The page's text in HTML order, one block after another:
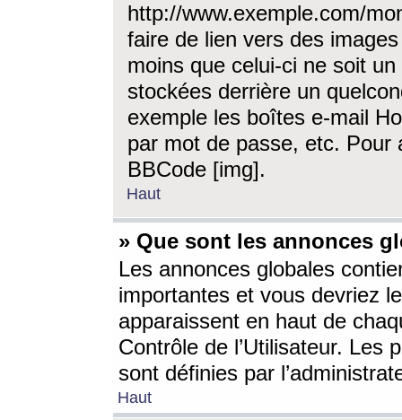
http://www.exemple.com/
faire de lien vers des
moins que celui-ci ne soit
stockées derrière un
exemple les boîtes e-mail
par mot de passe, etc. Pour
BBCode [img].
Haut
» Que sont les annonces
Les annonces globales
importantes et vous devriez
apparaissent en haut de
Contrôle de l’Utilisateur. Les
sont définies par
Haut